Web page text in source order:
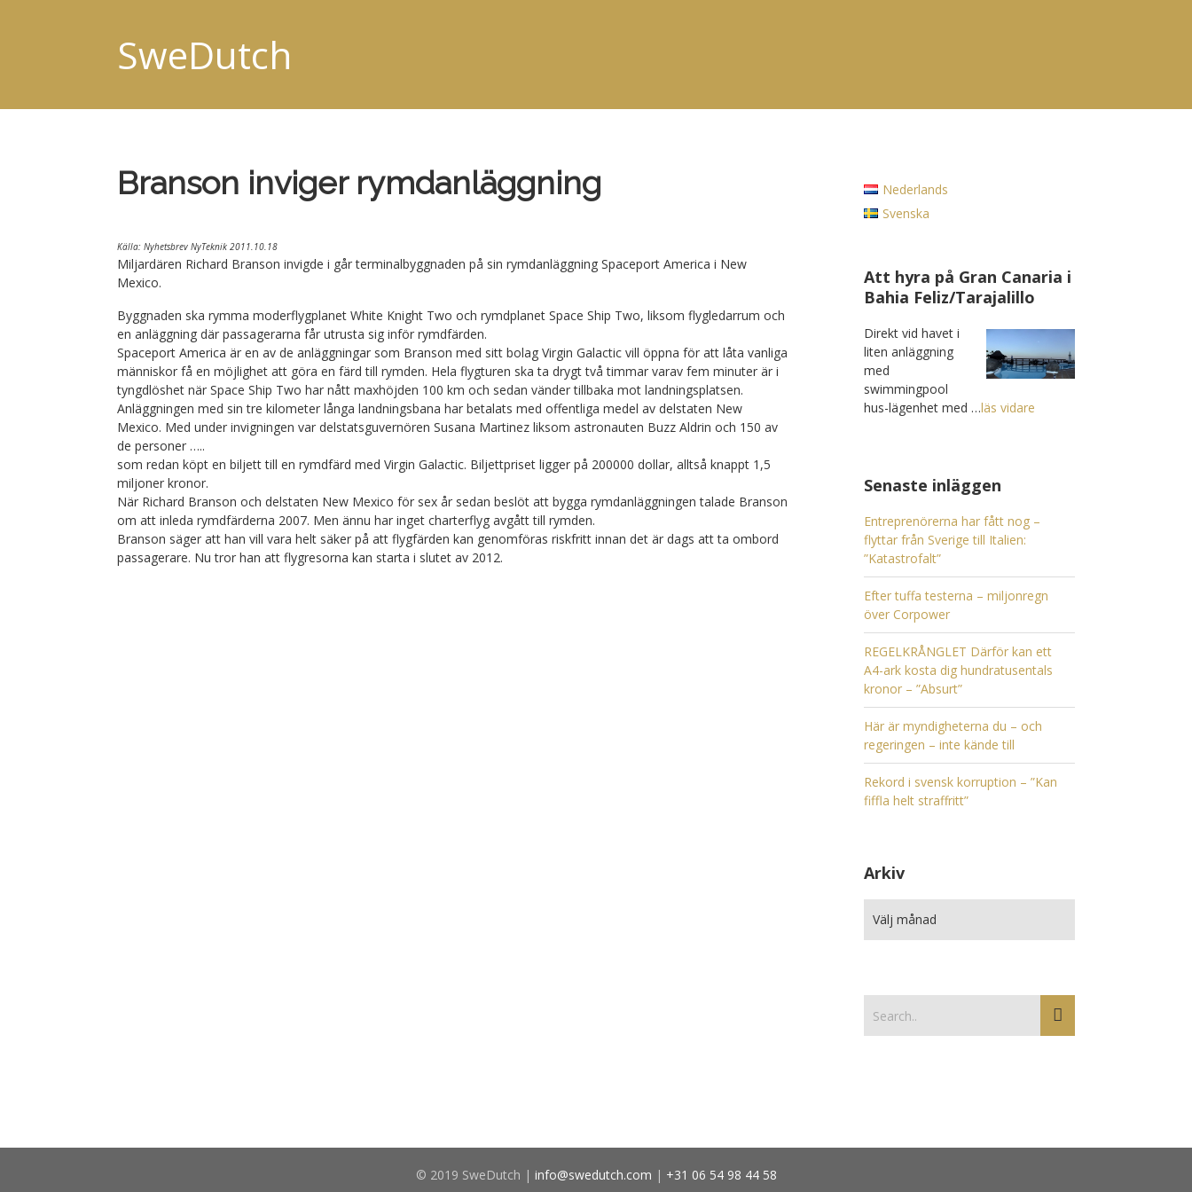
SweDutch
Branson inviger rymdanläggning
Källa: Nyhetsbrev NyTeknik 2011.10.18
Miljardären Richard Branson invigde i går terminalbyggnaden på sin rymdanläggning Spaceport America i New
Mexico.
Byggnaden ska rymma moderflygplanet White Knight Two och rymdplanet Space Ship Two, liksom flygledarrum och
en anläggning där passagerarna får utrusta sig inför rymdfärden.
Spaceport America är en av de anläggningar som Branson med sitt bolag Virgin Galactic vill öppna för att låta vanliga
människor få en möjlighet att göra en färd till rymden. Hela flygturen ska ta drygt två timmar varav fem minuter är i
tyngdlöshet när Space Ship Two har nått maxhöjden 100 km och sedan vänder tillbaka mot landningsplatsen.
Anläggningen med sin tre kilometer långa landningsbana har betalats med offentliga medel av delstaten New
Mexico. Med under invigningen var delstatsguvernören Susana Martinez liksom astronauten Buzz Aldrin och 150 av
de personer …..
som redan köpt en biljett till en rymdfärd med Virgin Galactic. Biljettpriset ligger på 200000 dollar, alltså knappt 1,5
miljoner kronor.
När Richard Branson och delstaten New Mexico för sex år sedan beslöt att bygga rymdanläggningen talade Branson
om att inleda rymdfärderna 2007. Men ännu har inget charterflyg avgått till rymden.
Branson säger att han vill vara helt säker på att flygfärden kan genomföras riskfritt innan det är dags att ta ombord
passagerare. Nu tror han att flygresorna kan starta i slutet av 2012.
Nederlands
Svenska
Att hyra på Gran Canaria i
Bahia Feliz/Tarajalillo
Direkt vid havet i
liten anläggning
med
swimmingpool
hus-lägenhet med …läs vidare
Senaste inläggen
Entreprenörerna har fått nog –
flyttar från Sverige till Italien:
”Katastrofalt”
Efter tuffa testerna – miljonregn
över Corpower
REGELKRÅNGLET Därför kan ett
A4-ark kosta dig hundratusentals
kronor – ”Absurt”
Här är myndigheterna du – och
regeringen – inte kände till
Rekord i svensk korruption – ”Kan
fiffla helt straffritt”
Arkiv
© 2019 SweDutch | info@swedutch.com | +31 06 54 98 44 58